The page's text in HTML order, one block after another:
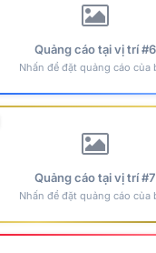
Quảng cáo tại vị trí #6
Nhấn để đặt quảng cáo của
Quảng cáo tại vị trí #7
Nhấn để đặt quảng cáo của